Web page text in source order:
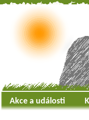
Akce a události